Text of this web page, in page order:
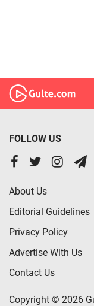
FOLLOW US
About Us
Editorial Guidelines
Privacy Policy
Advertise With Us
Contact Us
Copyright © 2026